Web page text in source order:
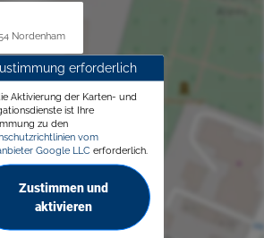
Nordenham
erforderlich
Aktivierung der Karten- und
ist Ihre
zu den
vom
Google LLC erforderlich.
Zustimmen und
aktivieren